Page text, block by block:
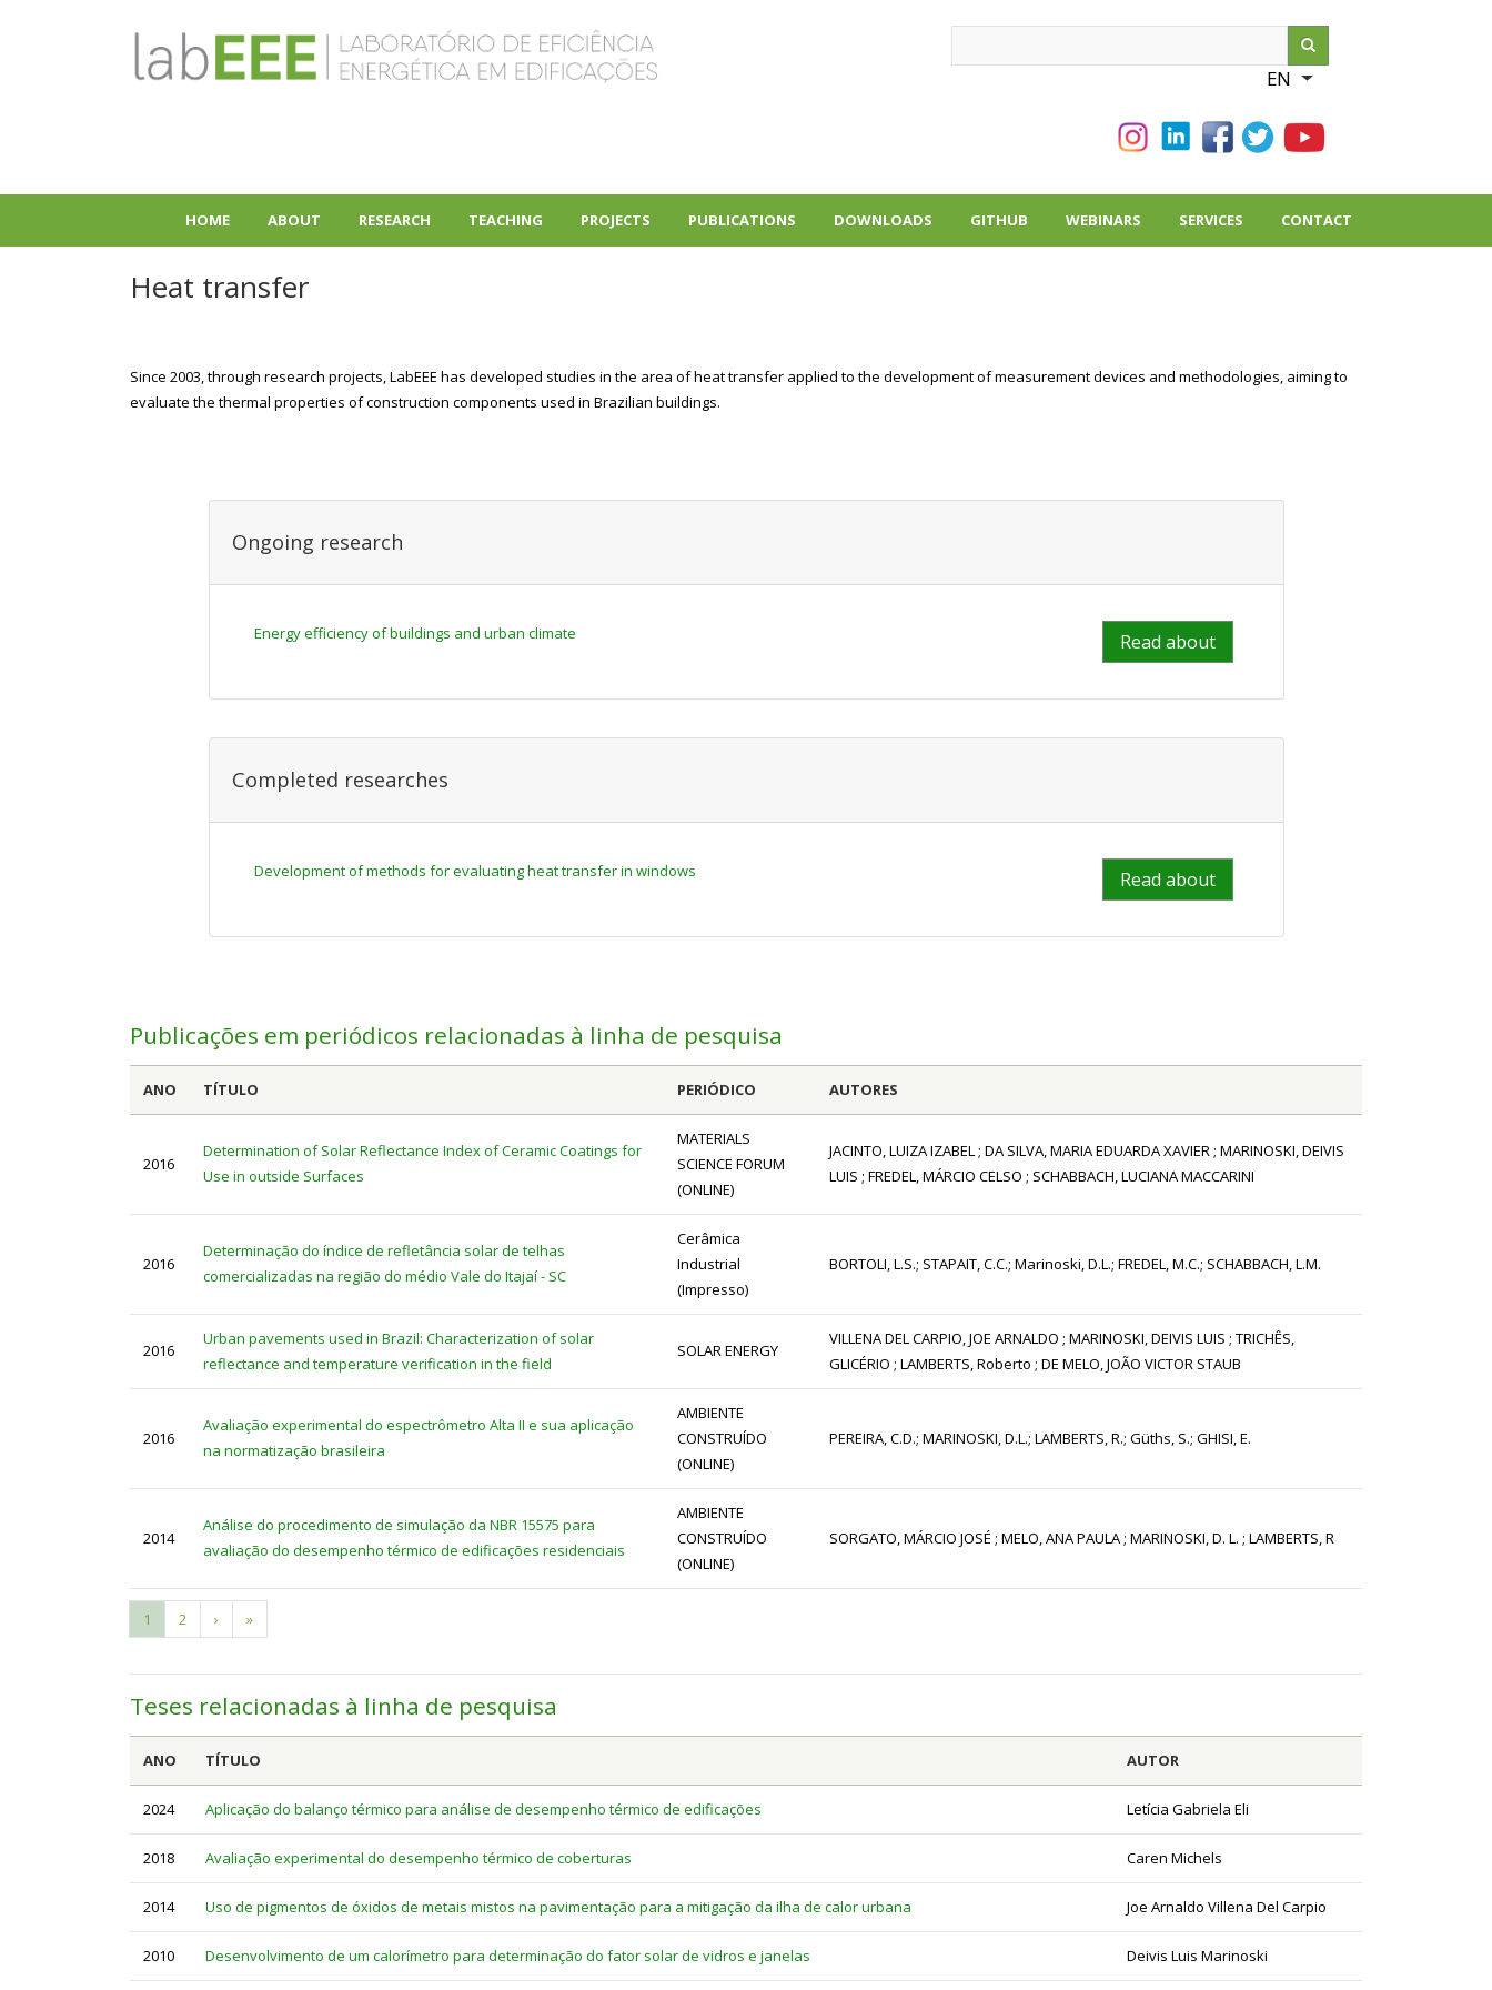
EN
List additional
HOME ABOUT RESEARCH TEACHING PROJECTS PUBLICATIONS DOWNLOADS GITHUB WEBINARS SERVICES CONTACT
Heat transfer
Since 2003, through research projects, LabEEE has developed studies in the area of ​​heat transfer applied to the development of measurement devices and methodologies, aiming to
evaluate the thermal properties of construction components used in Brazilian buildings.
Ongoing research
Energy efficiency of buildings and urban climate Read about
Completed researches
Development of methods for evaluating heat transfer in windows Read about
Publicações em periódicos relacionadas à linha de pesquisa
ANO TÍTULO PERIÓDICO AUTORES
2016
Determination of Solar Reflectance Index of Ceramic Coatings for
Use in outside Surfaces
MATERIALS
SCIENCE FORUM
(ONLINE)
JACINTO, LUIZA IZABEL ; DA SILVA, MARIA EDUARDA XAVIER ; MARINOSKI, DEIVIS
LUIS ; FREDEL, MÁRCIO CELSO ; SCHABBACH, LUCIANA MACCARINI
2016
Determinação do índice de refletância solar de telhas
comercializadas na região do médio Vale do Itajaí - SC
Cerâmica
Industrial
(Impresso)
BORTOLI, L.S.; STAPAIT, C.C.; Marinoski, D.L.; FREDEL, M.C.; SCHABBACH, L.M.
2016
Urban pavements used in Brazil: Characterization of solar
reflectance and temperature verification in the field
SOLAR ENERGY
VILLENA DEL CARPIO, JOE ARNALDO ; MARINOSKI, DEIVIS LUIS ; TRICHÊS,
GLICÉRIO ; LAMBERTS, Roberto ; DE MELO, JOÃO VICTOR STAUB
2016
Avaliação experimental do espectrômetro Alta II e sua aplicação
na normatização brasileira
AMBIENTE
CONSTRUÍDO
(ONLINE)
PEREIRA, C.D.; MARINOSKI, D.L.; LAMBERTS, R.; Güths, S.; GHISI, E.
2014
Análise do procedimento de simulação da NBR 15575 para
avaliação do desempenho térmico de edificações residenciais
AMBIENTE
CONSTRUÍDO
(ONLINE)
SORGATO, MÁRCIO JOSÉ ; MELO, ANA PAULA ; MARINOSKI, D. L. ; LAMBERTS, R
Pagination
Current
page
1 Page
2
Next
page
›
Last
page
»
Teses relacionadas à linha de pesquisa
ANO TÍTULO AUTOR
2024 Aplicação do balanço térmico para análise de desempenho térmico de edificações Letícia Gabriela Eli
2018 Avaliação experimental do desempenho térmico de coberturas Caren Michels
2014 Uso de pigmentos de óxidos de metais mistos na pavimentação para a mitigação da ilha de calor urbana Joe Arnaldo Villena Del Carpio
2010 Desenvolvimento de um calorímetro para determinação do fator solar de vidros e janelas Deivis Luis Marinoski